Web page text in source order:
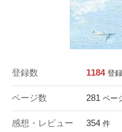
登録数 1184 登録
ページ数 281 ペー
感想・レビュー 354 件